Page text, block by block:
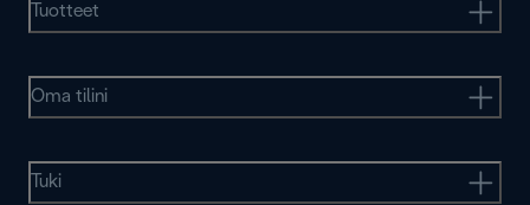
Tuotteet
Oma tilini
Tuki